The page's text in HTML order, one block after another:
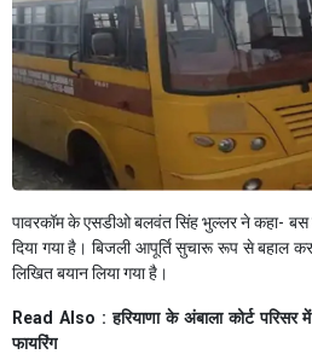
पावरकॉम के एसडीओ बलवंत सिंह भुल्लर ने कहा-
दिया गया है। बिजली आपूर्ति सुचारू रूप से बहाल
लिखित बयान लिया गया है।
Read Also :हरियाणा के अंबाला कोर्ट
फायरिंग